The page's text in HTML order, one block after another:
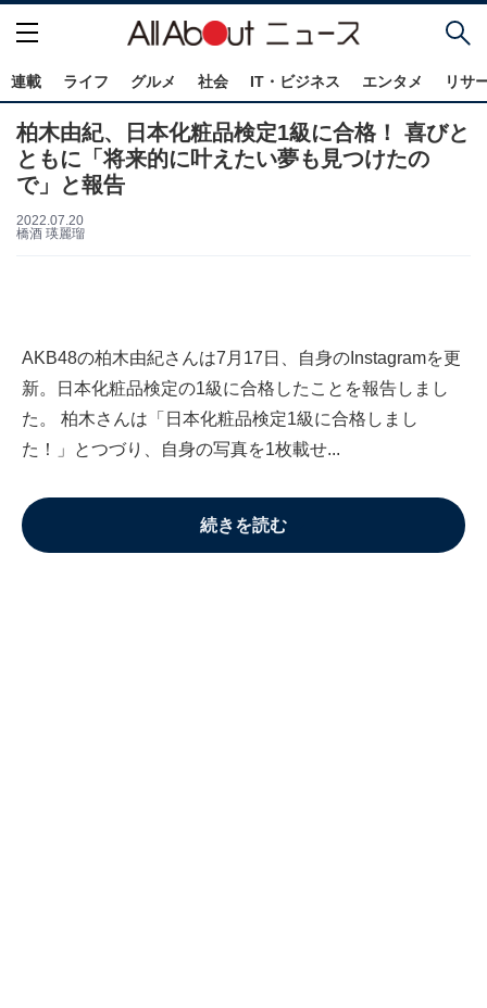
連載 ライフ グルメ 社会 IT・ビジネス エンタメ リサ
柏木由紀、日本化粧品検定1級に合格！ 喜びと
ともに「将来的に叶えたい夢も見つけたの
で」と報告
2022.07.20
橋酒 瑛麗瑠
AKB48の柏木由紀さんは7月17日、自身のInstagramを更
新。日本化粧品検定の1級に合格したことを報告しまし
た。 柏木さんは「日本化粧品検定1級に合格しまし
た！」とつづり、自身の写真を1枚載せ...
続きを読む